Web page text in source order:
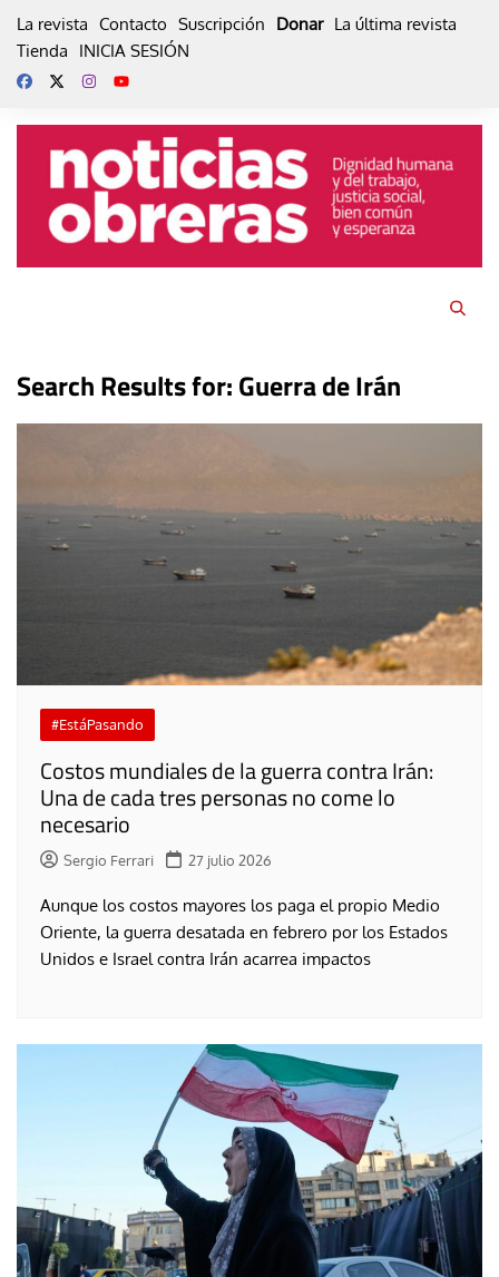
La revista Contacto Suscripción Donar La última revista
Tienda
INICIA SESIÓN
Search Results for:Guerra de Irán
#EstáPasando
Costos mundiales de la guerra contra Irán:
Una de cada tres personas no come lo
necesario
Sergio Ferrari 27 julio 2026
Aunque los costos mayores los paga el propio Medio
Oriente, la guerra desatada en febrero por los Estados
Unidos e Israel contra Irán acarrea impactos